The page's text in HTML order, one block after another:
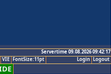
Servertime 09.08.2026 09:42:17
Logout
Login
VIE FontSize:11pt